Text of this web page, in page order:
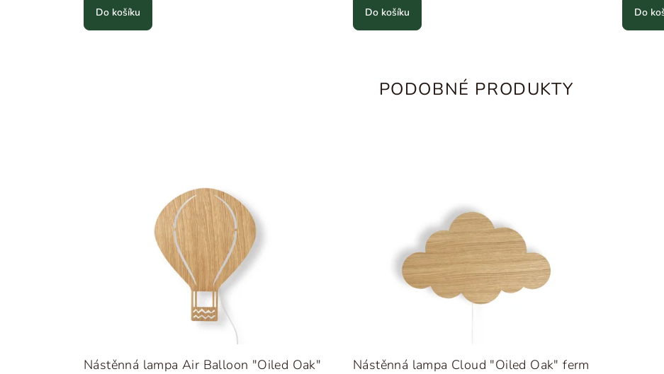
Do košíku Do košíku Do
PODOBNÉ PRODUKTY
Nástěnná lampa Air Balloon "Oiled Oak"
Nástěnná lampa Cloud "Oiled Oak" ferm